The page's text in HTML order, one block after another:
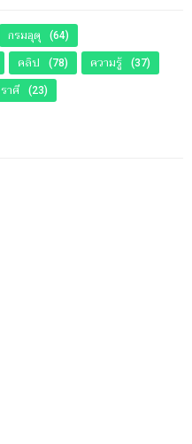
กรมอุตุ (64)
คลิป (78) ความรู้ (37)
ราศี (23)